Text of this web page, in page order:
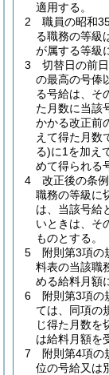
適用する。
2
職員の昭和
る職務の等級
が属する等級
3
切替日の前
の最高の号俸
る号給は、そ
た月数に当該
かかる改正前
えて得た月数
る)に1を加え
めて得られる
4
改正後の条
職務の等級に
は、当該号給
いときは、そ
ものとする。
5
附則第3項の
料表の当該職
める給料月額
6
附則第3項の
ては、同項の
じ得た月数を
は給料月額を
7
附則第4項の
位の号給又は